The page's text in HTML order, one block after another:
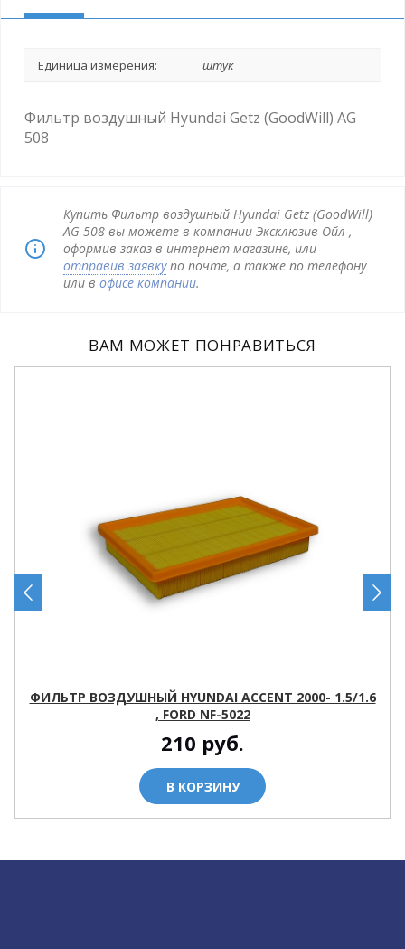
Единица измерения: штук
Фильтр воздушный Hyundai Getz (GoodWill) AG
508
Купить Фильтр воздушный Hyundai Getz (GoodWill)
AG 508 вы можете в компании Эксклюзив-Ойл ,
оформив заказ в интернет магазине, или
отправив заявкупо почте, а также по телефону
или в офисе компании.
ВАМ МОЖЕТ ПОНРАВИТЬСЯ
ФИЛЬТР ВОЗДУШНЫЙ HYUNDAI ACCENT 2000- 1.5/1.6
, FORD NF-5022
210 руб.
В КОРЗИНУ